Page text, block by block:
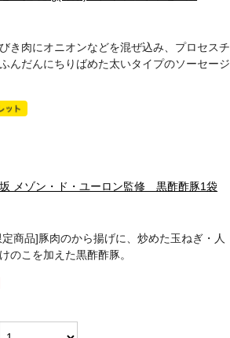
き肉にオニオンなどを混ぜ込み、プロセスチ
んだんにちりばめた太いタイプのソーセージ
メゾン・ド・ユーロン監修 黒酢酢豚1袋
定商品]豚肉のから揚げに、炒めた玉ねぎ・人
のこを加えた黒酢酢豚。